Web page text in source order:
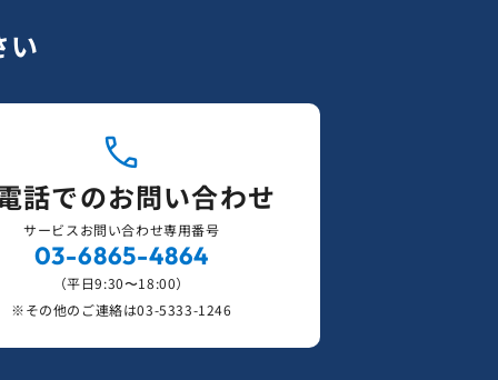
い
話でのお問い合わせ
サービスお問い合わせ専用番号
03-6865-4864
（平日9:30〜18:00）
※その他のご連絡は03-5333-1246